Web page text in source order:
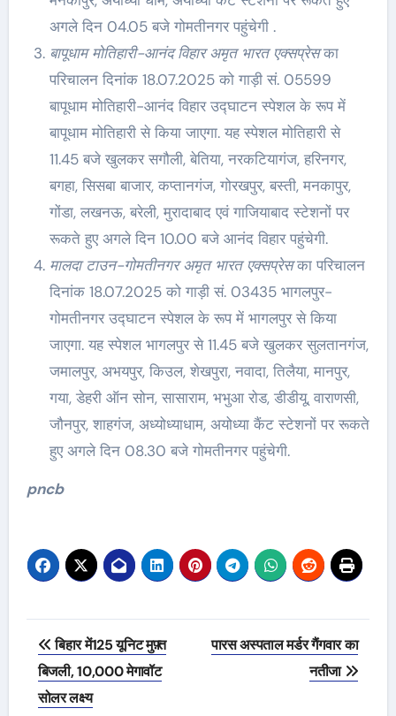
अगले दिन 04.05 बजे गोमतीनगर पहुंचेगी .
बापूधाम मोतिहारी-आनंद विहार अमृत भारत एक्सप्रेसका
परिचालन दिनांक 18.07.2025 को गाड़ी सं. 05599
बापूधाम मोतिहारी-आनंद विहार उद्घाटन स्पेशल के रूप में
बापूधाम मोतिहारी से किया जाएगा. यह स्पेशल मोतिहारी से
11.45 बजे खुलकर सगौली, बेतिया, नरकटियागंज, हरिनगर,
बगहा, सिसबा बाजार, कप्तानगंज, गोरखपुर, बस्ती, मनकापुर,
गोंडा, लखनऊ, बरेली, मुरादाबाद एवं गाजियाबाद स्टेशनों पर
रूकते हुए अगले दिन 10.00 बजे आनंद विहार पहुंचेगी.
मालदा टाउन-गोमतीनगर अमृत भारत एक्सप्रेसका परिचालन
दिनांक 18.07.2025 को गाड़ी सं. 03435 भागलपुर-
गोमतीनगर उद्घाटन स्पेशल के रूप में भागलपुर से किया
जाएगा. यह स्पेशल भागलपुर से 11.45 बजे खुलकर सुलतानगंज,
जमालपुर, अभयपुर, किउल, शेखपुरा, नवादा, तिलैया, मानपुर,
गया, डेहरी ऑन सोन, सासाराम, भभुआ रोड, डीडीयू, वाराणसी,
जौनपुर, शाहगंज, अध्योध्याधाम, अयोध्या कैंट स्टेशनों पर रूकते
हुए अगले दिन 08.30 बजे गोमतीनगर पहुंचेगी.
pncb
Post
navigation
बिहार में125 यूनिट मुफ़्त
बिजली, 10,000 मेगावॉट
सोलर लक्ष्य
पारस अस्पताल मर्डर गैंगवार का
नतीजा